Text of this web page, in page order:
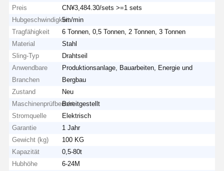
Preis
CN¥3,484.30/sets >=1 sets
Hubgeschwindigkeit5m/min
Tragfähigkeit
6 Tonnen, 0,5 Tonnen, 2 Tonnen, 3 Tonnen
Material
Stahl
Sling-Typ
Drahtseil
Anwendbare
Branchen
Produktionsanlage, Bauarbeiten, Energie und
Bergbau
Zustand
Neu
MaschinenprüfberichtBereitgestellt
Stromquelle
Elektrisch
Garantie
1 Jahr
Gewicht (kg)
100 KG
Kapazität
0,5-80t
Hubhöhe
6-24M